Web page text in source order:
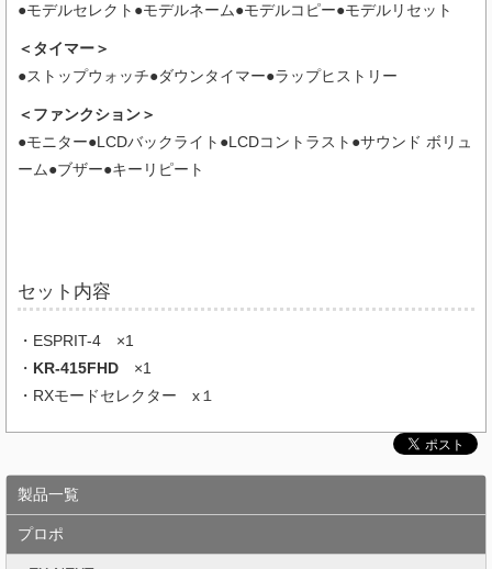
●モデルセレクト●モデルネーム●モデルコピー●モデルリセット
＜タイマー＞
●ストップウォッチ●ダウンタイマー●ラップヒストリー
＜ファンクション＞
●モニター●LCDバックライト●LCDコントラスト●サウンド ボリュ
ーム●ブザー●キーリピート
セット内容
・ESPRIT-4 ×1
・ KR-415FHD ×1
・RXモードセレクター x１
製品一覧
プロポ